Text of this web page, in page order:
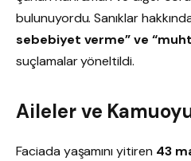
bulunuyordu. Sanıklar
sebebiyet verme” ve
suçlamalar yöneltildi.
Aileler ve
Faciada yaşamını yitiren 43